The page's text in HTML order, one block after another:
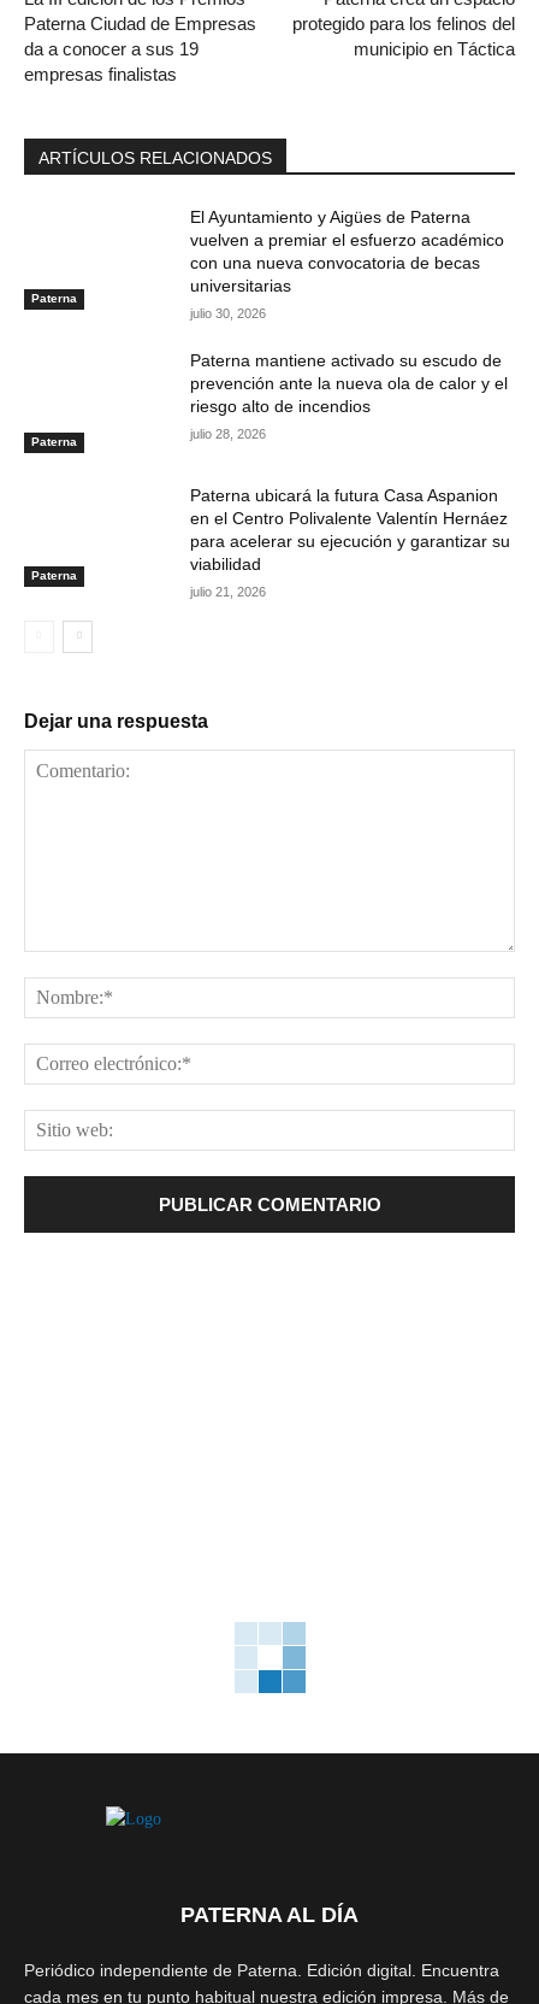
Paterna Ciudad de Empresas
da a conocer a sus 19
empresas finalistas
protegido para los felinos del
municipio en Táctica
ARTÍCULOS RELACIONADOS
Paterna
El Ayuntamiento y Aigües de Paterna
vuelven a premiar el esfuerzo académico
con una nueva convocatoria de becas
universitarias
julio 30, 2026
Paterna
Paterna mantiene activado su escudo de
prevención ante la nueva ola de calor y el
riesgo alto de incendios
julio 28, 2026
Paterna
Paterna ubicará la futura Casa Aspanion
en el Centro Polivalente Valentín Hernáez
para acelerar su ejecución y garantizar su
viabilidad
julio 21, 2026
Dejar una respuesta
PATERNA AL DÍA
Periódico independiente de Paterna. Edición digital. Encuentra
cada mes en tu punto habitual nuestra edición impresa. Más de